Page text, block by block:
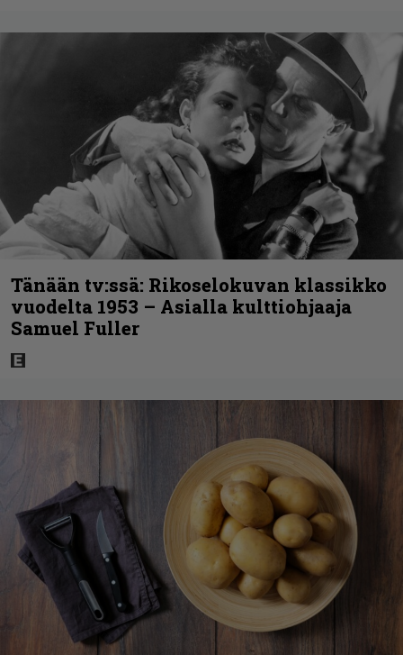
Tänään tv:ssä: Rikoselokuvan klassikko
vuodelta 1953 – Asialla kulttiohjaaja
Samuel Fuller